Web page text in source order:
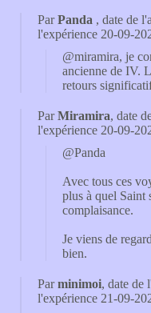
ParPanda , date de
l'expérience 20-09-
@miramira, je
ancienne de IV.
retours
ParMiramira, date
l'expérience 20-09-
@Panda
Avec tous ces
plus à quel Saint
complaisance.
Je viens de
bien.
Parminimoi, date de
l'expérience 21-09-